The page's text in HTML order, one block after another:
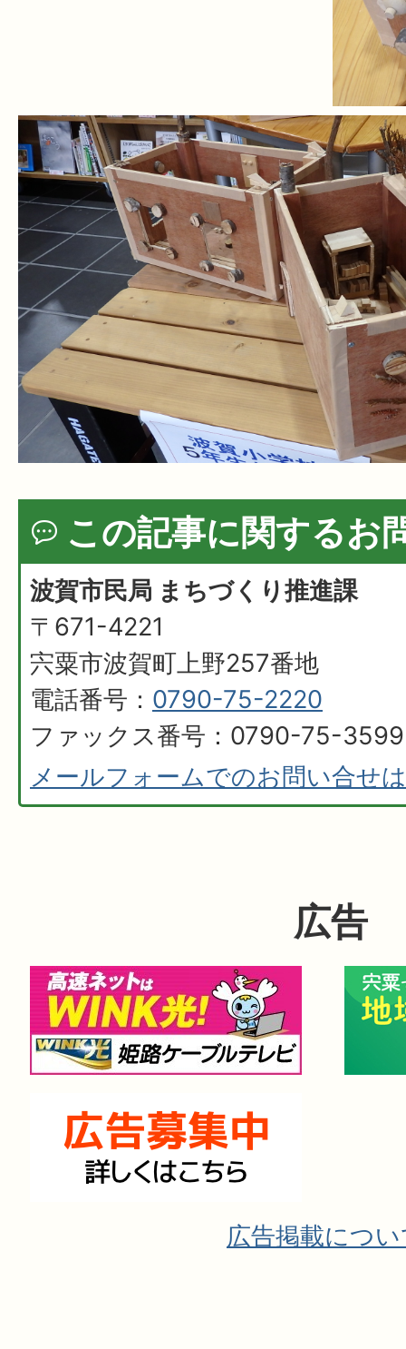
この記事に関するお
波賀市民局 まちづくり推進課
〒671-4221
宍粟市波賀町上野257番地
電話番号： 0790-75-2220
ファックス番号：0790-75-3599
メールフォームでのお問い合せ
広告
広告掲載につ